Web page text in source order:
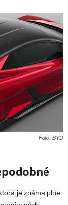
Foto: BYD
je známa plne